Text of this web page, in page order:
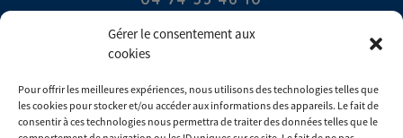
Gérer le consentement aux
cookies
Pour offrir les meilleures expériences, nous utilisons des technologies telles que
les cookies pour stocker et/ou accéder aux informations des appareils. Le fait de
consentir à ces technologies nous permettra de traiter des données telles que le
contact@com-europ-equipement.com
Du lundi au vendredi : 8h00 - 17h30